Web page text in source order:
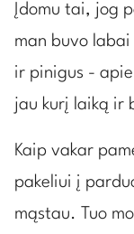
Įdomu tai, jog
man buvo
ir pinigus -
jau kurį laiką ir
Kaip vakar
pakeliui į
mąstau. Tuo